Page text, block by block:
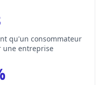
qu'un consommateur
une entreprise